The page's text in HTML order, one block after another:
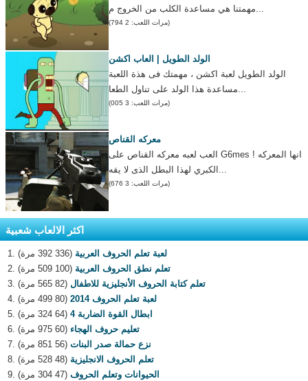
مهمتنا هي مساعدة الكلب من الخروج م...
(مرات اللعب: 2 794)
الولد الطويل | العاب اكشن
الولد الطويل لعبة اكشن ، مهمتك فى هذة اللعبة
مساعدة هذا الولد على تناول الطعا...
(مرات اللعب: 3 005)
معركه القناص
العب لعبه معركه القناص على G6mes ! انها المعركه
الكبري لهذا البطل الذى لا يقه...
(مرات اللعب: 3 676)
اكثر الالعاب شعبية
لعبة تعلم الحروف العربية (336 392 مرة)
تعلم نطق الحروف العربية (100 509 مرة)
تعلم كتابة الحروف الأنجليزية للاطفال (82 565 مرة)
لعبة تعلم الحروف 2014
(80 499 مرة)
ابطال القوة الضاربة 4
(64 324 مرة)
تعليم حروف الهجاء (60 975 مرة)
نزع حمالة صدر البنات (56 851 مرة)
تعلم الحروف الانجليزية (48 528 مرة)
الحيوانات وتعلم الحروف (47 304 مرة)